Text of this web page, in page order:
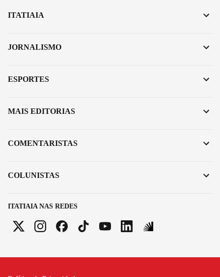
ITATIAIA NAS REDES
ITATIAIA
JORNALISMO
ESPORTES
MAIS EDITORIAS
COMENTARISTAS
COLUNISTAS